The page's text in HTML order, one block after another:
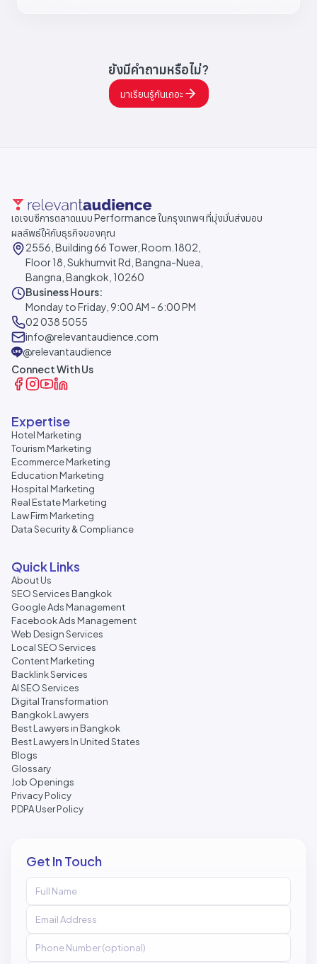
ยังมีคำถามหรือไม่?
มาเรียนรู้กันเถอะ
เอเจนซีการตลาดแบบ Performance ในกรุงเทพฯ ที่มุ่งมั่นส่งมอบ
ผลลัพธ์ให้กับธุรกิจของคุณ
2556, Building 66 Tower, Room.1802,
Floor 18, Sukhumvit Rd, Bangna-Nuea,
Bangna, Bangkok, 10260
Business Hours:
Monday to Friday, 9:00 AM - 6:00 PM
02 038 5055
info@relevantaudience.com
@relevantaudience
Connect With Us
Expertise
Hotel Marketing
Tourism Marketing
Ecommerce Marketing
Education Marketing
Hospital Marketing
Real Estate Marketing
Law Firm Marketing
Data Security & Compliance
Quick Links
About Us
SEO Services Bangkok
Google Ads Management
Facebook Ads Management
Web Design Services
Local SEO Services
Content Marketing
Backlink Services
AI SEO Services
Digital Transformation
Bangkok Lawyers
Best Lawyers in Bangkok
Best Lawyers In United States
Blogs
Glossary
Job Openings
Privacy Policy
PDPA User Policy
Get In Touch